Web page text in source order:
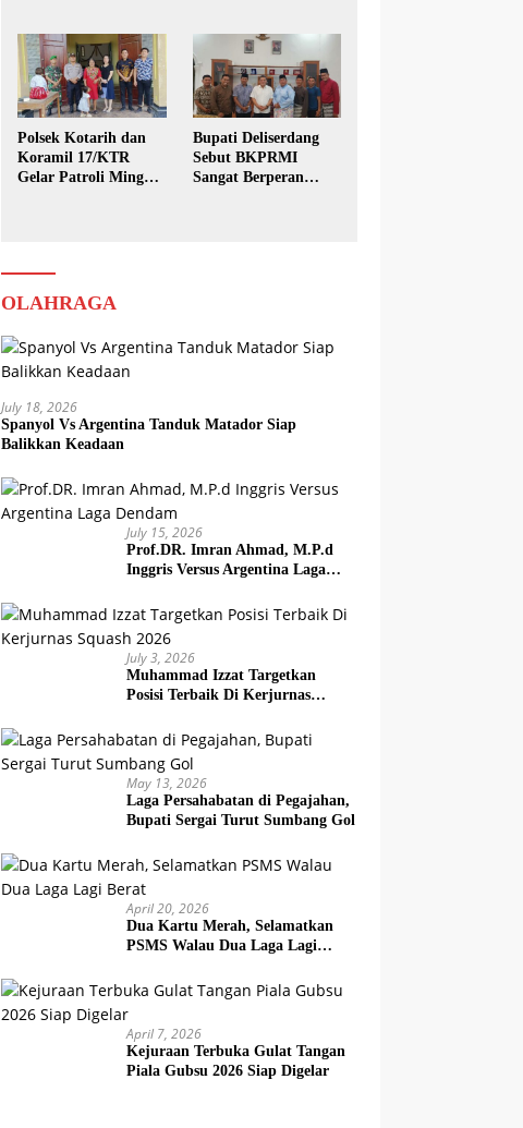
Polsek Kotarih dan
Koramil 17/KTR
Gelar Patroli Minggu
Bupati Deliserdang
Sebut BKPRMI
Sangat Berperan
OLAHRAGA
July 18, 2026
Spanyol Vs Argentina Tanduk Matador Siap
Balikkan Keadaan
July 15, 2026
Prof.DR. Imran Ahmad, M.P.d
Inggris Versus Argentina Laga
July 3, 2026
Muhammad Izzat Targetkan
Posisi Terbaik Di Kerjurnas
May 13, 2026
Laga Persahabatan di Pegajahan,
Bupati Sergai Turut Sumbang Gol
April 20, 2026
Dua Kartu Merah, Selamatkan
PSMS Walau Dua Laga Lagi
April 7, 2026
Kejuraan Terbuka Gulat Tangan
Piala Gubsu 2026 Siap Digelar